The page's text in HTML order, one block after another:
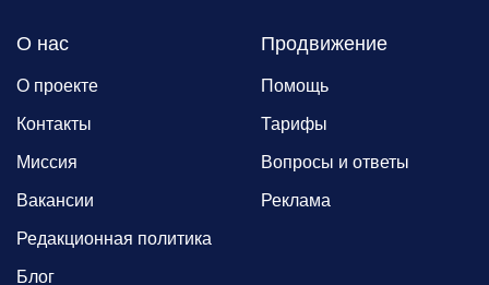
О нас
О проекте
Контакты
Миссия
Вакансии
Редакционная политика
Блог
Продвижение
Помощь
Тарифы
Вопросы и ответы
Реклама